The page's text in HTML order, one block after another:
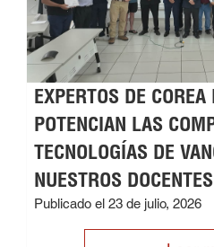
EXPERTOS DE
POTENCIAN LAS
TECNOLOGÍAS DE
NUESTROS DOCENTES
Publicado el 23 de julio, 2026